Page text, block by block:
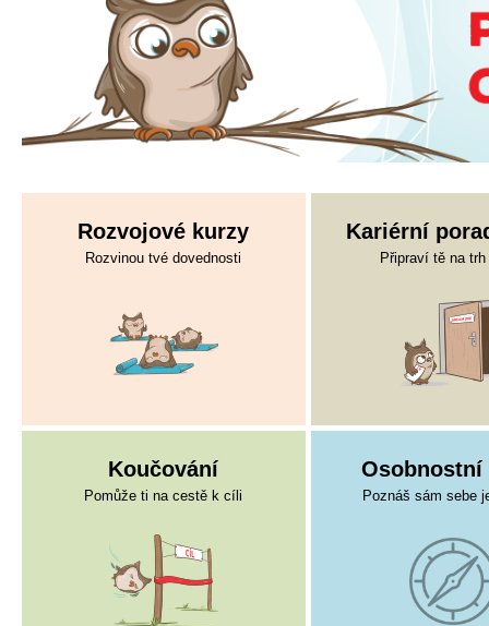
Rozvojové kurzy
Rozvinou tvé dovednosti
Kariérní
Připraví tě na trh
Koučování
Pomůže ti na cestě k cíli Poznáš sám sebe